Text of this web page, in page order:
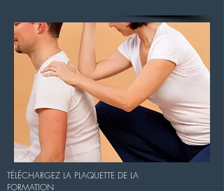
TÉLÉCHARGEZ LA PLAQUETTE DE LA
FORMATION